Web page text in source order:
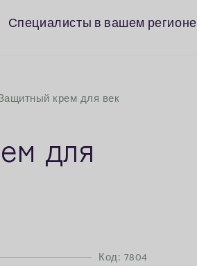
Специалисты в вашем регионе
крем для век
для
Код: 7804